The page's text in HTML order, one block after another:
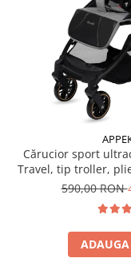
Cărucior sport
Travel, tip troller,
de mână,
590,00 RON